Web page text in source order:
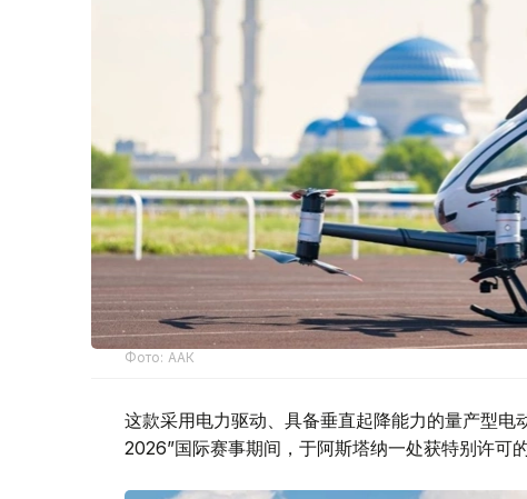
Фото: ААК
这款采用电力驱动、具备垂直起降能力的量产型
2026”国际赛事期间，于阿斯塔纳一处获特别许可